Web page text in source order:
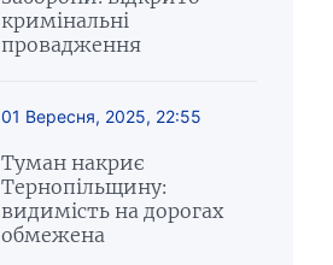
кримінальні
провадження
01 Вересня, 2025, 22:55
Туман накриє
Тернопільщину:
видимість на дорогах
обмежена